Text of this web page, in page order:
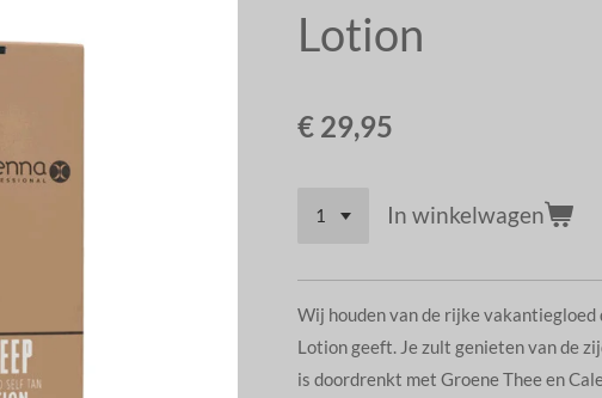
Lotion
€ 29,95
In winkelwagen
Wij houden van de rijke vakantiegloed
Lotion geeft. Je zult genieten van de
is doordrenkt met Groene Thee en